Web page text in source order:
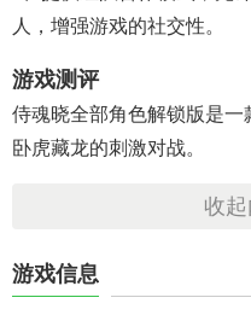
人，增强游戏的社交性。
游戏测评
侍魂晓全部角色解锁版是
卧虎藏龙的刺激对战。
收
游戏信息